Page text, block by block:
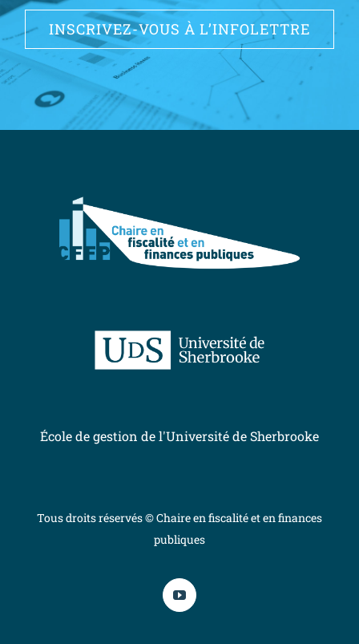
INSCRIVEZ-VOUS À L’INFOLETTRE
École de gestion de l'Université de Sherbrooke
Tous droits réservés © Chaire en fiscalité et en finances
publiques
YouTube